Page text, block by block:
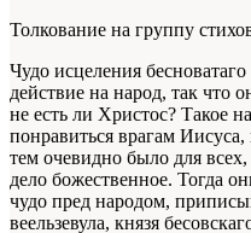
Толкование на группу
Чудо исцеления
действие на народ, так
не есть ли Христос? Такое
понравиться врагам
тем очевидно было для всех,
дело божественное. Тогда
чудо пред народом,
веельзевула, князя